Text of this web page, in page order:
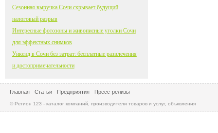
Сезонная выручка Сочи скрывает будущий
налоговый разрыв
Интересные фотозоны и живописные уголки Сочи
для эффектных снимков
Уикенд в Сочи без затрат: бесплатные развлечения
и достопримечательности
Главная Статьи Предприятия Пресс-релизы
© Регион 123 - каталог компаний, производители товаров и услуг, объявления